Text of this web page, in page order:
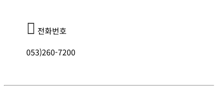
전화번호
053)260-7200